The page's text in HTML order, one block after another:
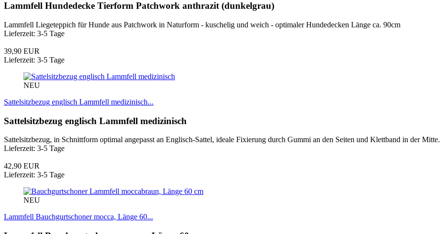
Lammfell Hundedecke Tierform Patchwork anthrazit (dunkelgrau)
Lammfell Liegeteppich für Hunde aus Patchwork in Naturform - kuschelig und weich - optimaler Hundedecken Länge ca. 90cm
Lieferzeit: 3-5 Tage
39,90 EUR
Lieferzeit: 3-5 Tage
NEU
Sattelsitzbezug englisch Lammfell medizinisch...
Sattelsitzbezug englisch Lammfell medizinisch
Sattelsitzbezug, in Schnittform optimal angepasst an Englisch-Sattel, ideale Fixierung durch Gummi an den Seiten und Klettband in der Mitte.
Lieferzeit: 3-5 Tage
42,90 EUR
Lieferzeit: 3-5 Tage
NEU
Lammfell Bauchgurtschoner mocca, Länge 60...